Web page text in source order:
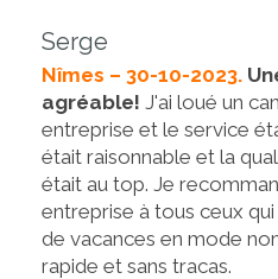
Serge
Nîmes – 30-10-2023.
agréable! J'ai loué un
entreprise et le service
était raisonnable et la
était au top. Je
entreprise à tous ceux
de vacances en mode
rapide et sans tracas.